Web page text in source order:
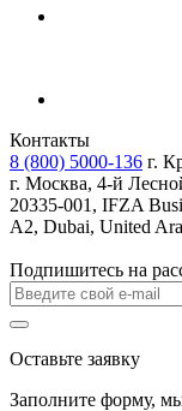
Контакты
8 (800) 5000-136 г.
г. Москва, 4-й
20335-001, IFZA
A2, Dubai, United
Подпишитесь на
Оставьте заявку
Заполните форму,